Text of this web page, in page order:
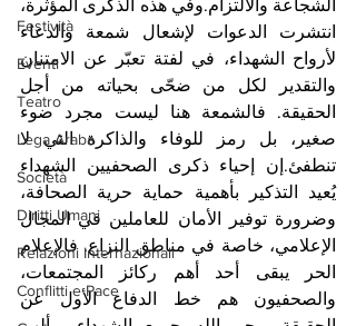
Festività
Eventi
Teatro
Lega Araba
Società
Diritti Umani
Relazioni Internazionali
Conflitti e Pace
انتشرت الدعوات لإشعال شمعة والدعاء
لأرواح الشهداء، في لفتة تعبّر عن الامتنان
صغير، بل رمز للوفاء والذاكرة التي لا
وضرورة توفير الأمان للعاملين في المجال
الإعلامي، خاصة في مناطق النزاع. فالإعلام
والصحفيون هم خط الدفاع الأول عن